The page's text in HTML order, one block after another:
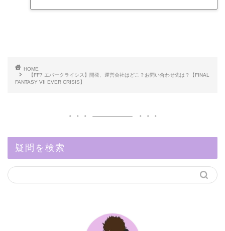
HOME
【FF7 エバークライシス】開発、運営会社はどこ？お問い合わせ先は？【FINAL
FANTASY VII EVER CRISIS】
疑問を検索